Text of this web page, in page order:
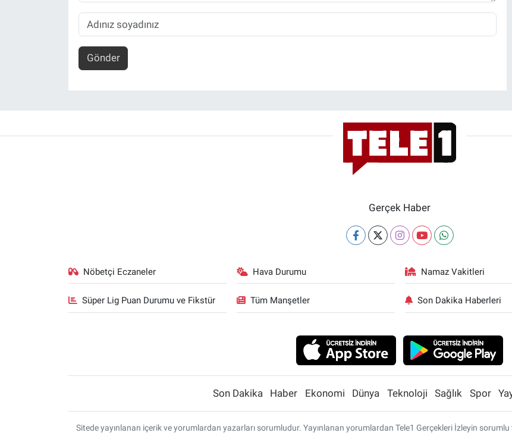
Gönder
Gerçek Haber
Nöbetçi Eczaneler Hava Durumu Namaz Vakitleri
Süper Lig Puan Durumu ve Fikstür Tüm Manşetler Son Dakika Haberleri
Son Dakika Haber Ekonomi Dünya Teknoloji Sağlık Spor
Sitede yayınlanan içerik ve yorumlardan yazarları sorumludur. Yayınlanan yorumlardan Tele1 Gerçekleri İzleyin